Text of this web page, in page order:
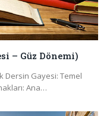
– Güz Dönemi)
Dersin Gayesi: Temel
Ana…